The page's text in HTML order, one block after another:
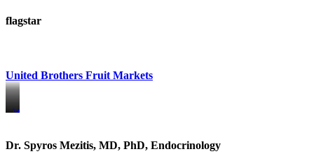
flagstar
United Brothers Fruit Markets
https://www.unitedbrothersfruitmarkets.com/
https://www.unitedbrothersfruitmarkets.com/
Dr. Spyros Mezitis, MD, PhD, Endocrinology